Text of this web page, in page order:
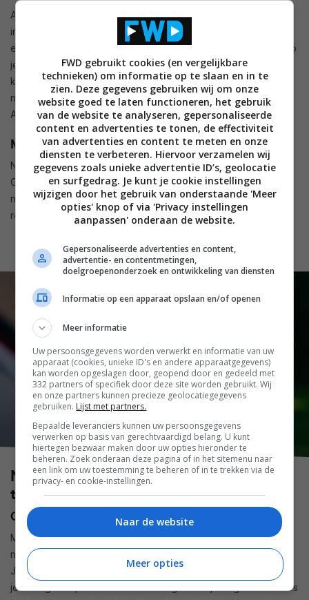
Asphalt (Android en iOS) is misschien wel het meest
interessante spel van deze drie. Asphalt is een racespel met
erg goede graphics. Het is dan ook een erg groot spel om op
je tablet te hebben, maar het is het zeker allemaal waard. Je
kunt via internet ook tegen anderen racen, maar dit is niet
nodig en daardoor is het ook een erg goed offline spel.
Asphalt is zeker een aanrader.
Meer games
Natuurlijk zijn er veel meer spellen in de App Store en de
Google Play Store te vinden. Elke week zetten we de
nieuwste en beste spellen voor je onder elkaar. De meest
recente artikelen vind je terug in onsapp-archief
Navigatie en informatieve apps voor je
tablet
Google Maps offline
Met Google Maps (AndroideniOS) is het mogelijk om te
navigeren zonder dat je een internetverbinding nodig hebt.
Je kunt thuis al het gedeelte van het land downloaden waar
je heengaat op vakantie om te zorgen dat je nog steeds alles
FWD gebruikt cookies (en vergelijkbare
technieken) om informatie op te slaan en in te
zien. Deze gegevens gebruiken wij om onze
website goed te laten functioneren, het gebruik
van de website te analyseren, gepersonaliseerde
content en advertenties te tonen, de effectiviteit
van advertenties en content te meten en onze
diensten te verbeteren. Hiervoor verzamelen wij
gegevens zoals unieke advertentie ID’s, geolocatie
en surfgedrag. Je kunt je cookie instellingen
wijzigen door het gebruik van onderstaande 'Meer
opties' knop of via 'Privacy instellingen
aanpassen' onderaan de website.
Gepersonaliseerde advertenties en content,
advertentie- en contentmetingen,
doelgroepenonderzoek en ontwikkeling van diensten
Informatie op een apparaat opslaan en/of openen
Meer informatie
Uw persoonsgegevens worden verwerkt en informatie van uw
apparaat (cookies, unieke ID's en andere apparaatgegevens)
kan worden opgeslagen door, geopend door en gedeeld met
332 partners of specifiek door deze site worden gebruikt. Wij
en onze partners kunnen precieze geolocatiegegevens
gebruiken. Lijst met partners.
Bepaalde leveranciers kunnen uw persoonsgegevens
verwerken op basis van gerechtvaardigd belang. U kunt
hiertegen bezwaar maken door uw opties hieronder te
beheren. Zoek onderaan deze pagina of in het sitemenu naar
een link om uw toestemming te beheren of in te trekken via de
privacy- en cookie-instellingen.
Naar de website
Meer opties